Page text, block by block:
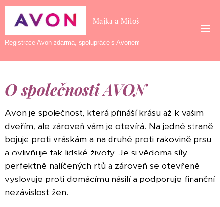
Majka a Miloš
Registrace Avon zdarma, spolupráce s Avonem
O společnosti AVON
Avon je společnost, která přináší krásu až k vašim
dveřím, ale zároveň vám je otevírá. Na jedné straně
bojuje proti vráskám a na druhé proti rakovině prsu
a ovlivňuje tak lidské životy. Je si vědoma síly
perfektně nalíčených rtů a zároveň se otevřeně
vyslovuje proti domácímu násilí a podporuje finanční
nezávislost žen.